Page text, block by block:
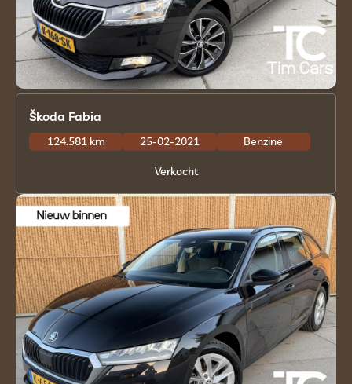
Škoda Fabia
124.581 km 25-02-2021 Benzine
Verkocht